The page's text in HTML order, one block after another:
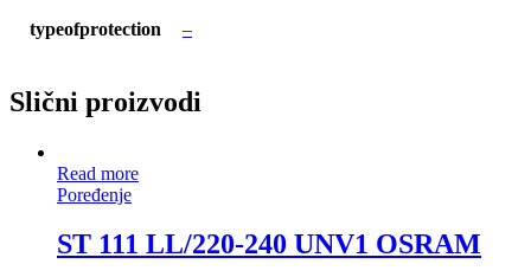
typeofprotection –
Slični proizvodi
Read more
Poređenje
ST 111 LL/220-240 UNV1 OSRAM